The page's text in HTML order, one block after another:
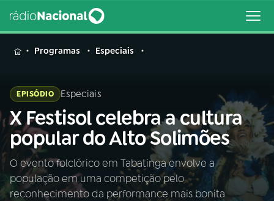
MENU
Buscar
na
Rádio
Nacional
Buscar
AO VIVO
Programas Especiais
EPISÓDIO Especiais
X Festisol celebra a cultura
popular do Alto Solimões
O evento folclórico em Tabatinga envolve a
população em uma competição pelo
reconhecimento da performance mais bonita